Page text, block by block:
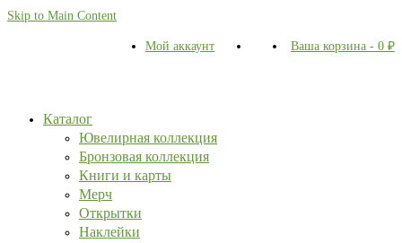
Skip to Main Content
Мой аккаунт Ваша корзина - 0 ₽
Каталог
Ювелирная коллекция
Бронзовая коллекция
Книги и карты
Мерч
Открытки
Наклейки